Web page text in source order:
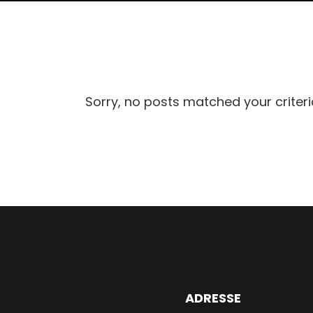
Sorry, no posts matched your
ADRESSE